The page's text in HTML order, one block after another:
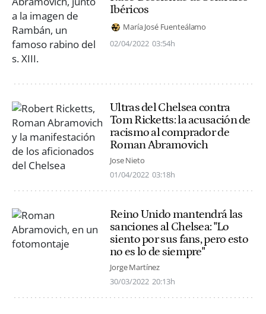
Ibéricos
María José Fuenteálamo
02/04/2022 03:54h
Ultras del Chelsea contra
Tom Ricketts: la acusación de
racismo al comprador de
Roman Abramovich
Jose Nieto
01/04/2022 03:18h
Reino Unido mantendrá las
sanciones al Chelsea: "Lo
siento por sus fans, pero esto
no es lo de siempre"
Jorge Martínez
30/03/2022 20:13h